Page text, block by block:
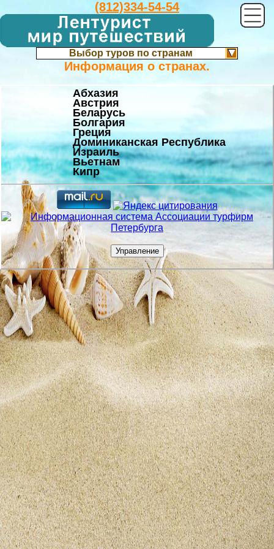
(812)334-54-54
Выбор туров по странам
Информация о странах.
Абхазия
Австрия
Беларусь
Болгария
Греция
Доминиканская Республика
Израиль
Вьетнам
Кипр